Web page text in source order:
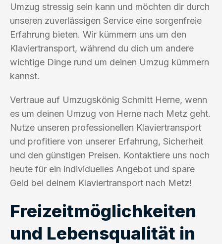
Umzug stressig sein kann und möchten dir durch
unseren zuverlässigen Service eine sorgenfreie
Erfahrung bieten. Wir kümmern uns um den
Klaviertransport, während du dich um andere
wichtige Dinge rund um deinen Umzug kümmern
kannst.
Vertraue auf Umzugskönig Schmitt Herne, wenn
es um deinen Umzug von Herne nach Metz geht.
Nutze unseren professionellen Klaviertransport
und profitiere von unserer Erfahrung, Sicherheit
und den günstigen Preisen. Kontaktiere uns noch
heute für ein individuelles Angebot und spare
Geld bei deinem Klaviertransport nach Metz!
Freizeitmöglichkeiten
und Lebensqualität in